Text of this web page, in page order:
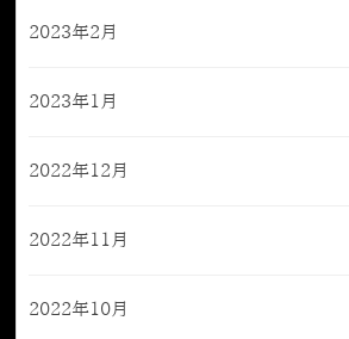
2023年2月
2023年1月
2022年12月
2022年11月
2022年10月